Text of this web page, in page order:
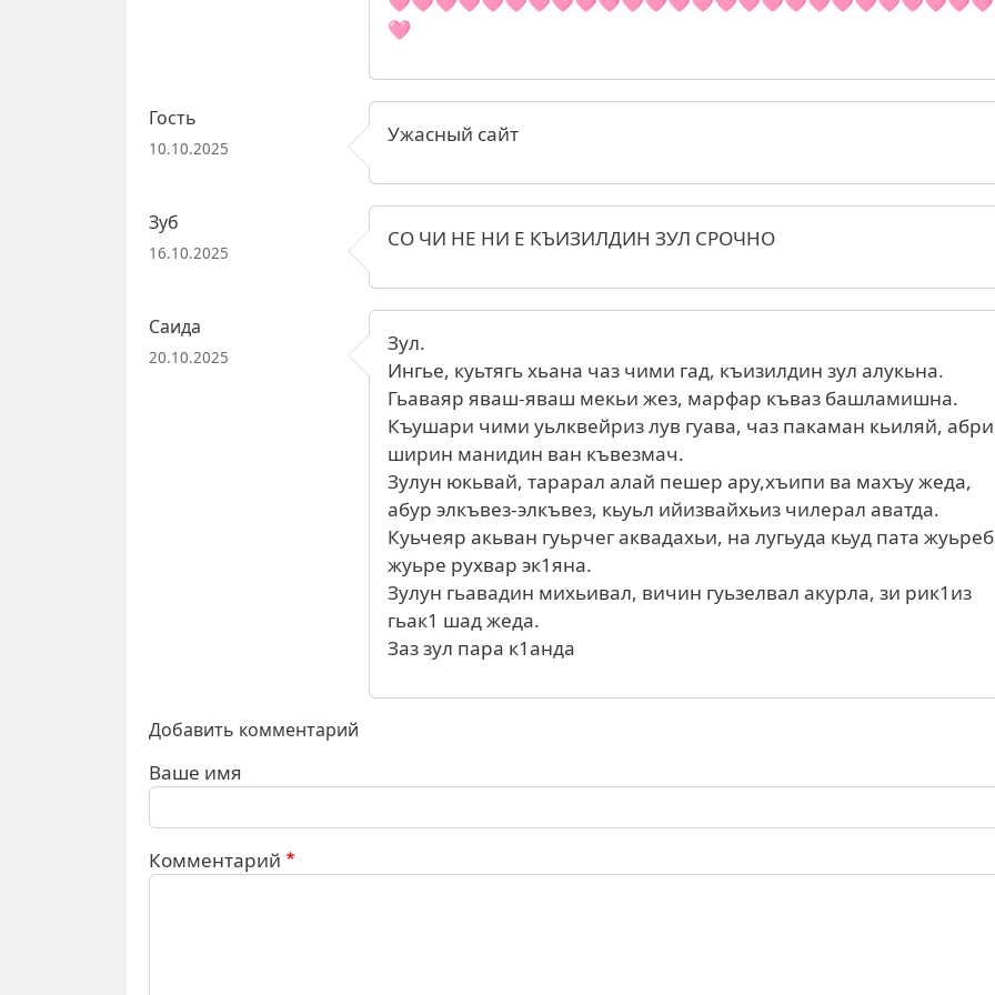
🩷
Гость
10.10.2025
Ужасный сайт
Зуб
16.10.2025
СО ЧИ НЕ НИ Е КЪИЗИЛДИН ЗУЛ СРОЧНО
Саида
20.10.2025
Зул.
Ингье, куьтягь хьана чаз чими гад, къизилдин зул алукьна.
Гьаваяр яваш-яваш мекьи жез, марфар къваз башламишна.
Къушари чими уьлквейриз лув гуава, чаз пакаман кьиляй,
ширин манидин ван къвезмач.
Зулун юкьвай, тарарал алай пешер ару,хъипи ва махъу жеда,
абур элкъвез-элкъвез, кьуьл ийизвайхьиз чилерал аватда.
Куьчеяр акьван гуьрчег аквадахьи, на лугьуда кьуд пата
жуьре рухвар эк1яна.
Зулун гьавадин михьивал, вичин гуьзелвал акурла, зи рик1из
гьак1 шад жеда.
Заз зул пара к1анда
Добавить комментарий
Ваше имя
Комментарий